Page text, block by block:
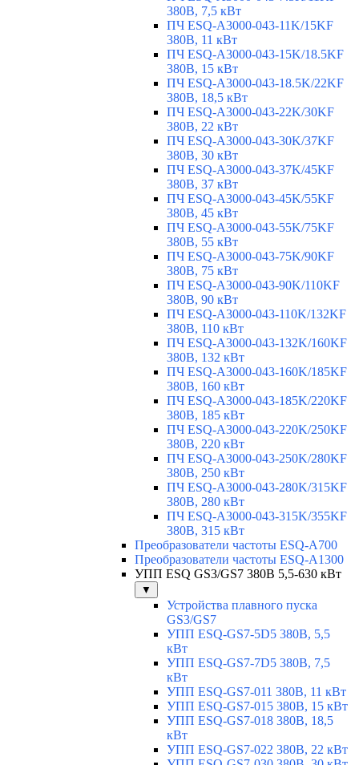
380В, 7,5 кВт
ПЧ ESQ-A3000-043-11K/15KF
380В, 11 кВт
ПЧ ESQ-A3000-043-15K/18.5KF
380В, 15 кВт
ПЧ ESQ-A3000-043-18.5K/22KF
380В, 18,5 кВт
ПЧ ESQ-A3000-043-22K/30KF
380В, 22 кВт
ПЧ ESQ-A3000-043-30K/37KF
380В, 30 кВт
ПЧ ESQ-A3000-043-37K/45KF
380В, 37 кВт
ПЧ ESQ-A3000-043-45K/55KF
380В, 45 кВт
ПЧ ESQ-A3000-043-55K/75KF
380В, 55 кВт
ПЧ ESQ-A3000-043-75K/90KF
380В, 75 кВт
ПЧ ESQ-A3000-043-90K/110KF
380В, 90 кВт
ПЧ ESQ-A3000-043-110K/132KF
380В, 110 кВт
ПЧ ESQ-A3000-043-132K/160KF
380В, 132 кВт
ПЧ ESQ-A3000-043-160K/185KF
380В, 160 кВт
ПЧ ESQ-A3000-043-185K/220KF
380В, 185 кВт
ПЧ ESQ-A3000-043-220K/250KF
380В, 220 кВт
ПЧ ESQ-A3000-043-250K/280KF
380В, 250 кВт
ПЧ ESQ-A3000-043-280K/315KF
380В, 280 кВт
ПЧ ESQ-A3000-043-315K/355KF
380В, 315 кВт
Преобразователи частоты ESQ-A700
Преобразователи частоты ESQ-A1300
УПП ESQ GS3/GS7 380В 5,5-630 кВт
▼
Устройства плавного пуска
GS3/GS7
УПП ESQ-GS7-5D5 380В, 5,5
кВт
УПП ESQ-GS7-7D5 380В, 7,5
кВт
УПП ESQ-GS7-011 380В, 11 кВт
УПП ESQ-GS7-015 380В, 15 кВт
УПП ESQ-GS7-018 380В, 18,5
кВт
УПП ESQ-GS7-022 380В, 22 кВт